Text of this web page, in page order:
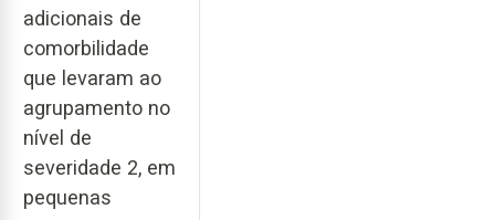
adicionais de
comorbilidade
que levaram ao
agrupamento no
nível de
severidade 2, em
pequenas